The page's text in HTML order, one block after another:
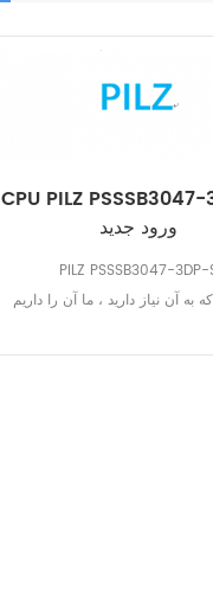
CPU PILZ
ورود جدید
PILZ PSSSB3047-3DP-
به آن نیاز دارید ، ما آن را داریم